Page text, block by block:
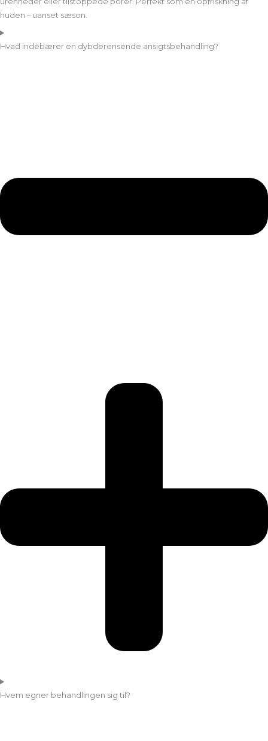
huden – uanset sæson.
Hvad indebærer en dybderensende ansigtsbehandling?
Hvem egner behandlingen sig til?